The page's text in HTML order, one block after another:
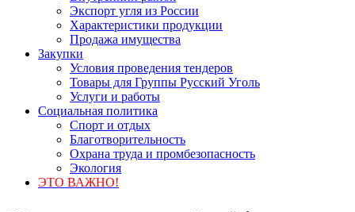
Экспорт угля из России
Характеристики продукции
Продажа имущества
Закупки
Условия проведения тендеров
Товары для Группы Русский Уголь
Услуги и работы
Социальная политика
Спорт и отдых
Благотворительность
Охрана труда и промбезопасность
Экология
ЭТО ВАЖНО!